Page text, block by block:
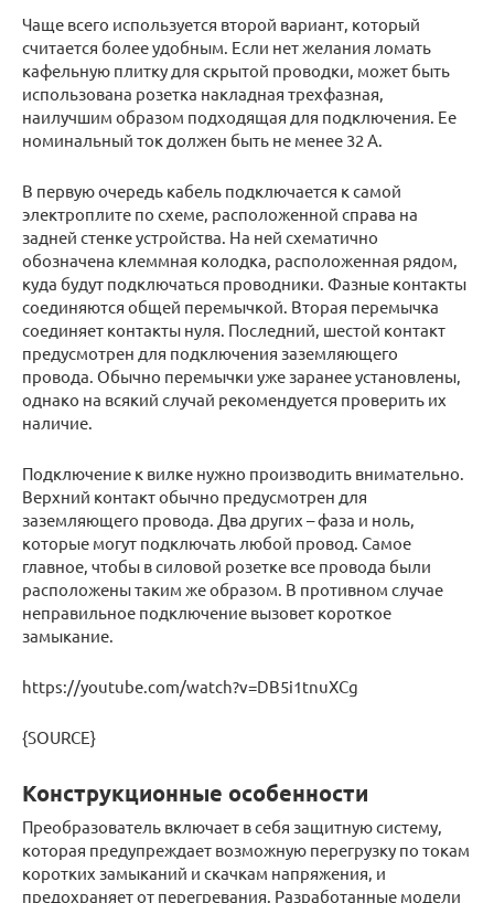
Чаще всего используется второй вариант, который
считается более удобным. Если нет желания ломать
кафельную плитку для скрытой проводки, может быть
использована розетка накладная трехфазная,
наилучшим образом подходящая для подключения. Ее
номинальный ток должен быть не менее 32 А.
В первую очередь кабель подключается к самой
электроплите по схеме, расположенной справа на
задней стенке устройства. На ней схематично
обозначена клеммная колодка, расположенная рядом,
куда будут подключаться проводники. Фазные контакты
соединяются общей перемычкой. Вторая перемычка
соединяет контакты нуля. Последний, шестой контакт
предусмотрен для подключения заземляющего
провода. Обычно перемычки уже заранее установлены,
однако на всякий случай рекомендуется проверить их
наличие.
Подключение к вилке нужно производить внимательно.
Верхний контакт обычно предусмотрен для
заземляющего провода. Два других – фаза и ноль,
которые могут подключать любой провод. Самое
главное, чтобы в силовой розетке все провода были
расположены таким же образом. В противном случае
неправильное подключение вызовет короткое
замыкание.
https://youtube.com/watch?v=DB5i1tnuXCg
{SOURCE}
Конструкционные особенности
Преобразователь включает в себя защитную систему,
которая предупреждает возможную перегрузку по токам
коротких замыканий и скачкам напряжения, и
предохраняет от перегревания. Разработанные модели